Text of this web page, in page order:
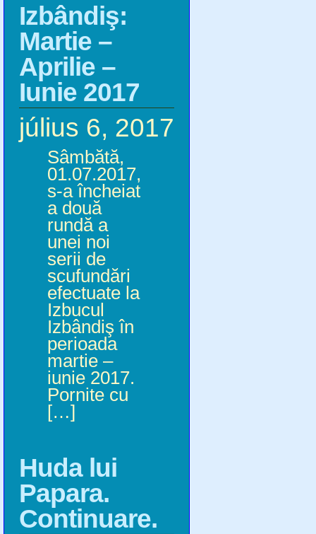
Izbândiş:
Martie –
Aprilie –
Iunie 2017
július 6, 2017
Sâmbătă,
01.07.2017,
s-a încheiat
a două
rundă a
unei noi
serii de
scufundări
efectuate la
Izbucul
Izbândiş în
perioada
martie –
iunie 2017.
Pornite cu
[…]
Huda lui
Papara.
Continuare.